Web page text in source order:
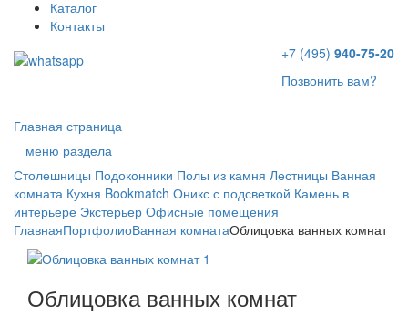
Каталог
Контакты
+7 (495) 940-75-20
Позвонить вам?
Главная страница
меню раздела
Столешницы Подоконники Полы из камня Лестницы Ванная
комната Кухня Bookmatch Оникс с подсветкой Камень в
интерьере Экстерьер Офисные помещения
ГлавнаяПортфолиоВанная комнатаОблицовка ванных комнат
Облицовка ванных комнат